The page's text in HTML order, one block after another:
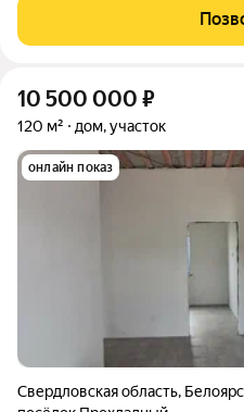
Надёжный
земельном участке по цене 3-х
10 500 000 ₽
120 м² дом, участок
онлайн показ
Свердловская область,